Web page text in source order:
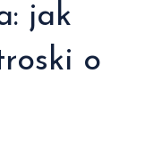
jak
o